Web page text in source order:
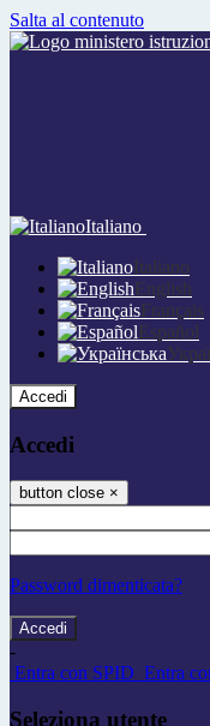
Salta al contenuto
Italiano
Italiano
English
Français
Español
Accedi
Accedi
button close ×
Password dimenticata?
-
Entra con SPID Entra
Seleziona utente